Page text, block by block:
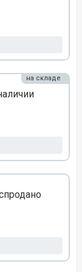
на складе